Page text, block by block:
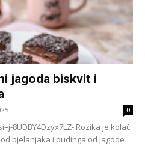
jagoda biskvit i
0
8UDBY4Dzyx7LZ- Rozika je kolač
bjelanjaka i pudinga od jagode